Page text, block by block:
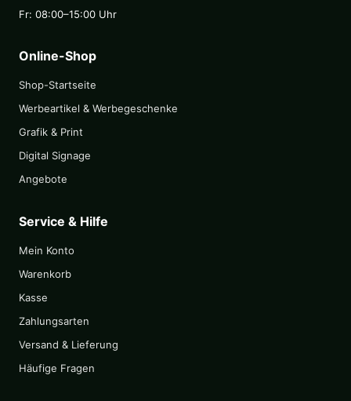
Fr: 08:00–15:00 Uhr
Online-Shop
Shop-Startseite
Werbeartikel & Werbegeschenke
Grafik & Print
Digital Signage
Angebote
Service & Hilfe
Mein Konto
Warenkorb
Kasse
Zahlungsarten
Versand & Lieferung
Häufige Fragen